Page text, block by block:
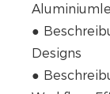
●
Designs
●